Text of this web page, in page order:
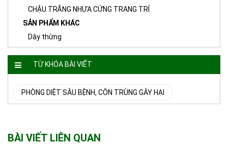
CHẬU TRẮNG NHỰA CỨNG TRANG TRÍ
SẢN PHẨM KHÁC
Dây thừng
TỪ KHÓA BÀI VIẾT
PHÒNG DIỆT SÂU BỆNH, CÔN TRÙNG GÂY HẠI
BÀI VIẾT LIÊN QUAN